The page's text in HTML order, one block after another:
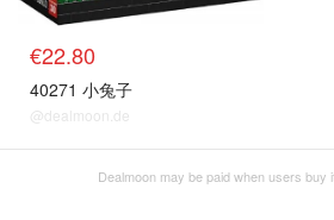
€22.80
40271 小兔子
@dealmoon.de
Dealmoon may be paid when users buy